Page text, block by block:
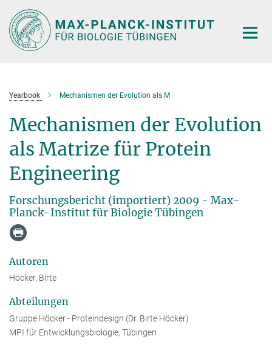
Hauptinhalt
Yearbook Mechanismen der Evolution als M
Mechanismen der Evolution
als Matrize für Protein
Engineering
Forschungsbericht (importiert) 2009 - Max-
Planck-Institut für Biologie Tübingen
Autoren
Höcker, Birte
Abteilungen
Gruppe Höcker - Proteindesign (Dr. Birte Höcker)
MPI für Entwicklungsbiologie, Tübingen